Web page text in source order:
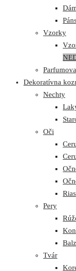
Vzorky
Dekoratívna
Nechty
Oči
Pery
Tvár